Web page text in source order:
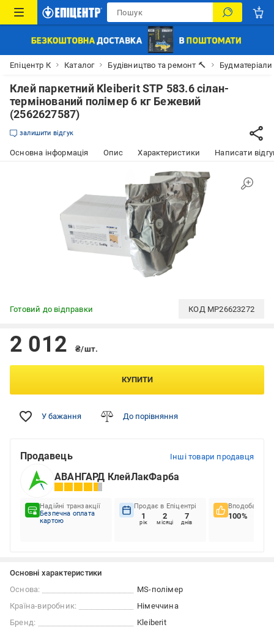
Епіцентр К Каталог Будівництво та ремонт 🔨 Будматеріали
Клей паркетний Kleiberit STP 583.6 сілан-
термінований полімер 6 кг Бежевий
(2562627587)
залишити відгук
Основна інформація Опис Характеристики Написати
Готовий до відправки КОД MP26623272
2 012 ₴/шт.
КУПИТИ
У бажання До порівняння
Продавець Інші товари продавця
АВАНГАРД КлейЛакФарба
Надійні транзакції
Безпечна оплата
картою
Продає в Епіцентрі
1
рік
2
місяці
7
днів
Вподобання
100%
Основні характеристики
Основа:
MS-полімер
Країна-виробник:
Німеччина
Бренд:
Kleiberit